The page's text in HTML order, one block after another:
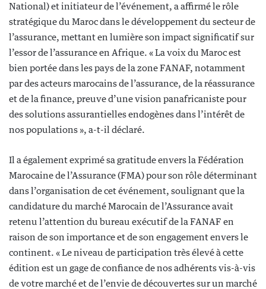
National) et initiateur de l’événement, a affirmé le rôle
stratégique du Maroc dans le développement du secteur de
l’assurance, mettant en lumière son impact significatif sur
l’essor de l’assurance en Afrique. « La voix du Maroc est
bien portée dans les pays de la zone FANAF, notamment
par des acteurs marocains de l’assurance, de la réassurance
et de la finance, preuve d’une vision panafricaniste pour
des solutions assurantielles endogènes dans l’intérêt de
nos populations », a-t-il déclaré.
Il a également exprimé sa gratitude envers la Fédération
Marocaine de l’Assurance (FMA) pour son rôle déterminant
dans l’organisation de cet événement, soulignant que la
candidature du marché Marocain de l’Assurance avait
retenu l’attention du bureau exécutif de la FANAF en
raison de son importance et de son engagement envers le
continent. « Le niveau de participation très élevé à cette
édition est un gage de confiance de nos adhérents vis-à-vis
de votre marché et de l’envie de découvertes sur un marché